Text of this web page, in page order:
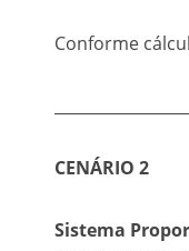
Conforme
CENÁRIO 2
Sistema